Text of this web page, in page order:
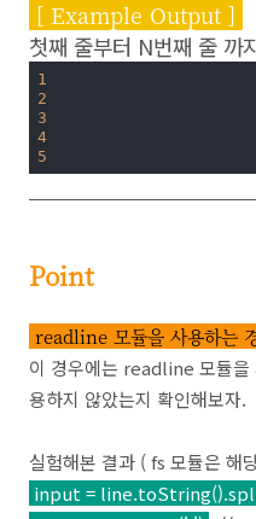
[ Example Output ]
첫째 줄부터 N번째 줄 까
1
2
3
4
5
Point
readline 모듈을 사용하는
이 경우에는 readline 모듈
용하지 않았는지 확인해보자.
실험해본 결과 ( fs 모듈은 해
input =